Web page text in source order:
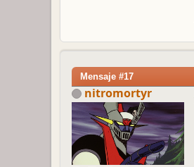
Mensaje #17
nitromortyr